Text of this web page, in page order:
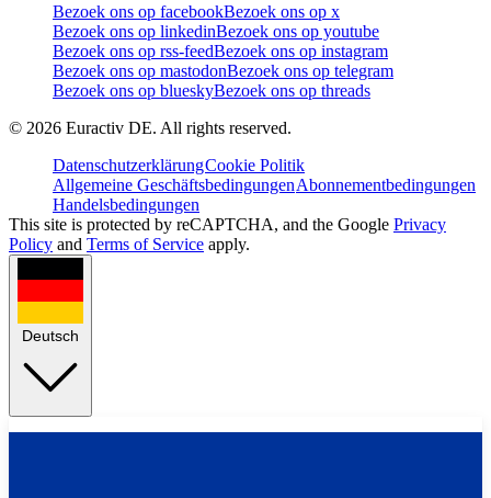
Bezoek ons op facebookBezoek ons op x
Bezoek ons op linkedinBezoek ons op youtube
Bezoek ons op rss-feedBezoek ons op instagram
Bezoek ons op mastodonBezoek ons op telegram
Bezoek ons op blueskyBezoek ons op threads
© 2026 Euractiv DE. All rights reserved.
DatenschutzerklärungCookie Politik
Allgemeine GeschäftsbedingungenAbonnementbedingungen
Handelsbedingungen
This site is protected by reCAPTCHA, and the Google Privacy
Policy and Terms of Service apply.
Deutsch